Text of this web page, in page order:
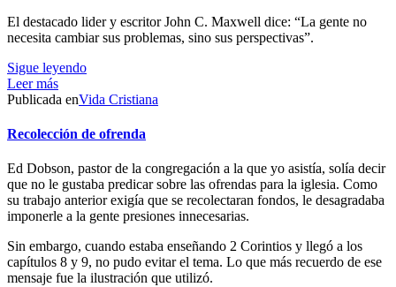
El destacado lider y escritor John C. Maxwell dice: “La gente no
necesita cambiar sus problemas, sino sus perspectivas”.
Sigue leyendo
Leer más
Publicada enVida Cristiana
Recolección de ofrenda
Ed Dobson, pastor de la congregación a la que yo asistía, solía decir
que no le gustaba predicar sobre las ofrendas para la iglesia. Como
su trabajo anterior exigía que se recolectaran fondos, le desagradaba
imponerle a la gente presiones innecesarias.
Sin embargo, cuando estaba enseñando 2 Corintios y llegó a los
capítulos 8 y 9, no pudo evitar el tema. Lo que más recuerdo de ese
mensaje fue la ilustración que utilizó.